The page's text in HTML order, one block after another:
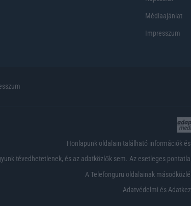
Médiaajánlat
Impresszum
Honlapunk oldalain található információk
tévedhetetlenek, és az adatközlők sem. Az esetleges
A Telefonguru oldalainak
Adatvédelmi és